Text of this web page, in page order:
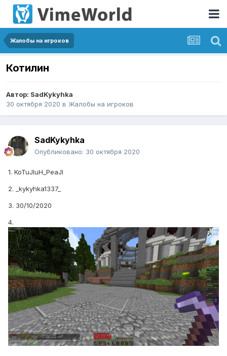
Жалобы на игроков
Котилин
Автор: SadKykyhka
30 октября 2020 в Жалобы на игроков
SadKykyhka
Опубликовано: 30 октября 2020
1. KoTuJIuH_PeaJI
2. _kykyhka1337_
3. 30/10/2020
4.